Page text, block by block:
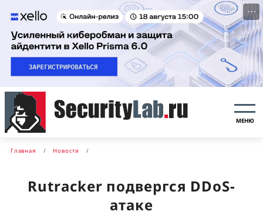
···
МЕНЮ
Главная Новости
Rutracker подвергся DDoS-
атаке